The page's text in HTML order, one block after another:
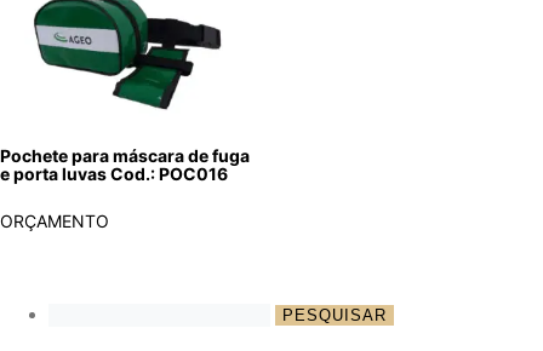
Pochete para máscara de fuga
e porta luvas Cod.: POC016
ORÇAMENTO